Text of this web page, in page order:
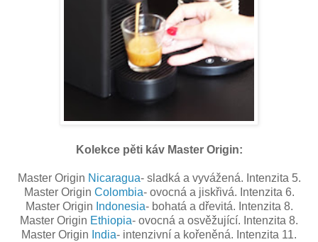
Kolekce pěti káv Master Origin:
Master Origin Nicaragua- sladká a vyvážená. Intenzita 5.
Master Origin Colombia- ovocná a jiskřivá. Intenzita 6.
Master Origin Indonesia- bohatá a dřevitá. Intenzita 8.
Master Origin Ethiopia- ovocná a osvěžující. Intenzita 8.
Master Origin India- intenzivní a kořeněná. Intenzita 11.